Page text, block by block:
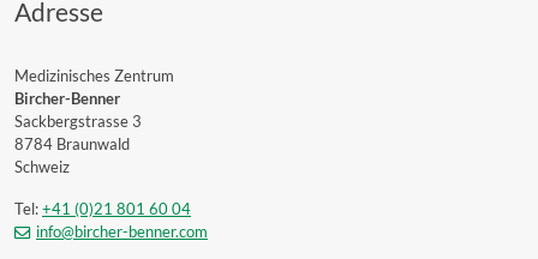
Adresse
Medizinisches Zentrum
Bircher-Benner
Sackbergstrasse 3
8784 Braunwald
Schweiz
Tel:+41 (0)21 801 60 04
info@bircher-benner.com